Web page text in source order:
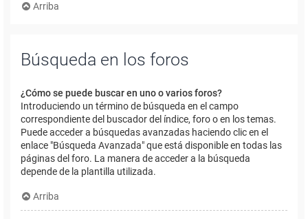
Arriba
Búsqueda en los foros
¿Cómo se puede buscar en uno o varios foros?
Introduciendo un término de búsqueda en el campo
correspondiente del buscador del índice, foro o en los temas.
Puede acceder a búsquedas avanzadas haciendo clic en el
enlace "Búsqueda Avanzada" que está disponible en todas las
páginas del foro. La manera de acceder a la búsqueda
depende de la plantilla utilizada.
Arriba